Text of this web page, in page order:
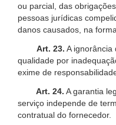
ou parcial, das
pessoas jurídicas
danos causados, na
Art. 23. A ignorância
qualidade por
exime de
Art. 24. A garantia
serviço independe de
contratual do fornecedor.